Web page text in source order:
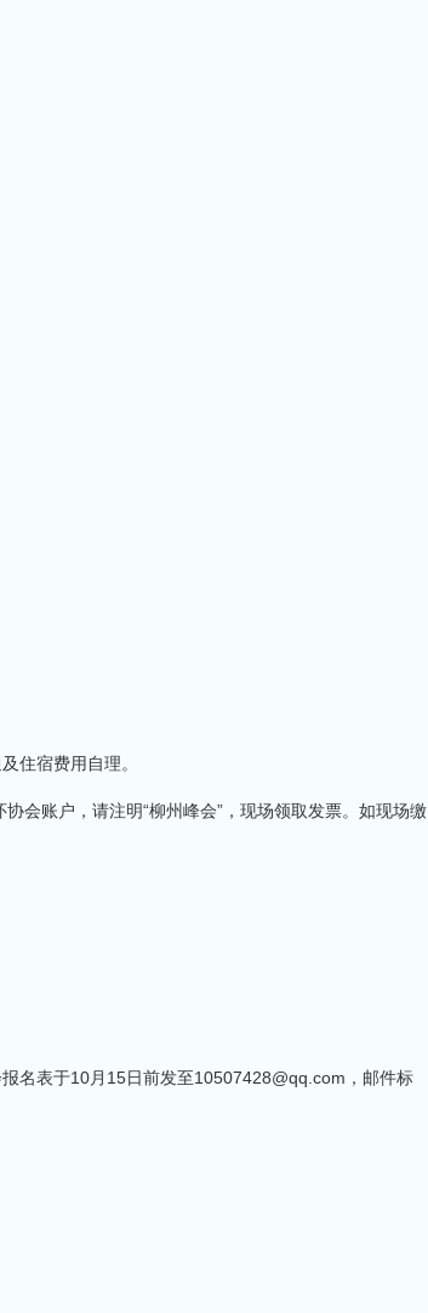
住宿费用自理。
会账户，请注明“柳州峰会”，现场领取发票。如现场缴
名表于10月15日前发至10507428@qq.com，邮件标